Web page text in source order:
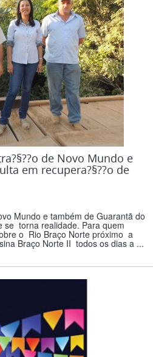
de Novo Mundo e
em recupera?§??o de
Mundo e também de Guarantã do
se torna realidade. Para quem
o Rio Braço Norte próximo a
Braço Norte II todos os dias a ...